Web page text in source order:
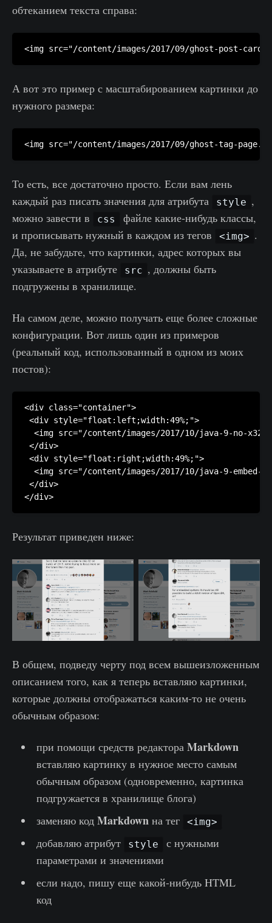
обтеканием текста справа:
А вот это пример с масштабированием картинки до
нужного размера:
То есть, все достаточно просто. Если вам лень
каждый раз писать значения для атрибута
style ,
можно завести в
css
файле какие-нибудь классы,
и прописывать нужный в каждом из тегов
<img> .
Да, не забудьте, что картинки, адрес которых вы
указываете в атрибуте
src , должны быть
подгружены в хранилище.
На самом деле, можно получать еще более сложные
конфигурации. Вот лишь один из примеров
(реальный код, использованный в одном из моих
постов):
<div class="container">
<div style="float:left;width:49%;">
<img src="/content/images/2017/10/java-9-no-
</div>
<div style="float:right;width:49%;">
<img src="/content/images/2017/10/java-9-embed-
</div>
Результат приведен ниже:
В общем, подведу черту под всем вышеизложенным
описанием того, как я теперь вставляю картинки,
которые должны отображаться каким-то не очень
обычным образом:
при помощи средств редактора Markdown
вставляю картинку в нужное место самым
обычным образом (одновременно, картинка
подгружается в хранилище блога)
заменяю код Markdownна тег <img>
добавляю атрибут style
с нужными
параметрами и значениями
если надо, пишу еще какой-нибудь HTML
код